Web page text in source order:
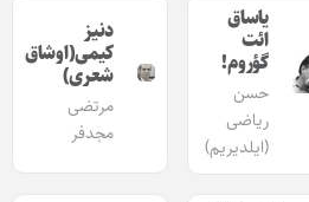
یاساق
ائت
گؤروم!
حسن
ریاضی
(ایلدیریم)
دنیز
کیمی(اوشاق
شعری)
مرتضی
مجدفر